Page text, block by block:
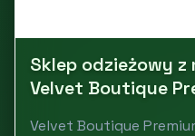
Sklep odzieżowy z
Velvet Boutique
Velvet Boutique